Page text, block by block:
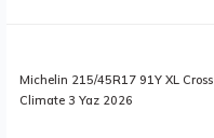
Michelin 215/45R17 91Y XL Cross
Climate 3 Yaz 2026